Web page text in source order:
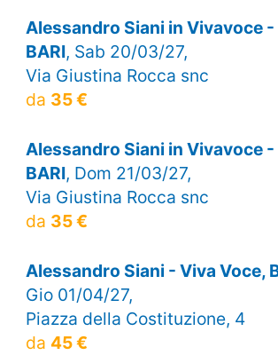
Alessandro Siani in Vivavoce -
BARI, Sab 20/03/27,
Via Giustina Rocca snc
da 35 €
Alessandro Siani in Vivavoce -
BARI, Dom 21/03/27,
Via Giustina Rocca snc
da 35 €
Alessandro Siani - Viva Voce,
Gio 01/04/27,
Piazza della Costituzione, 4
da 45 €